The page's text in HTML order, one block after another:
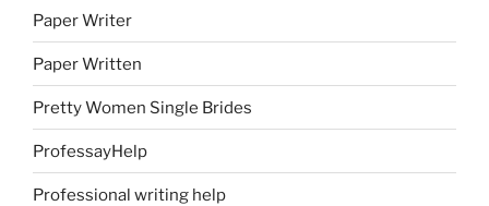
Paper Writer
Paper Written
Pretty Women Single Brides
ProfessayHelp
Professional writing help